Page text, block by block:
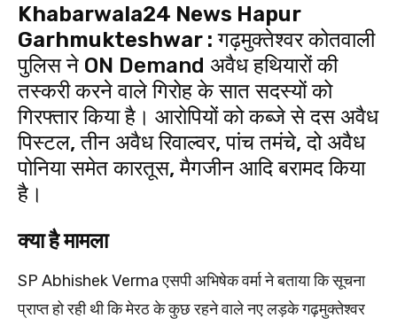
Khabarwala24 News Hapur
Garhmukteshwar : गढ़मुक्तेश्वर कोतवाली
पुलिस ने ON Demand अवैध हथियारों की
तस्करी करने वाले गिरोह के सात सदस्यों को
गिरफ्तार किया है। आरोपियों को कब्जे से दस अवैध
पिस्टल, तीन अवैध रिवाल्वर, पांच तमंचे, दो अवैध
पोनिया समेत कारतूस, मैगजीन आदि बरामद किया
है।
क्या है मामला
SP Abhishek Verma एसपी अभिषेक वर्मा ने बताया कि सूचना
प्राप्त हो रही थी कि मेरठ के कुछ रहने वाले नए लड़के गढ़मुक्तेश्वर